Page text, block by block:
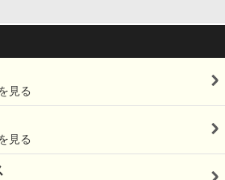
見る
見る